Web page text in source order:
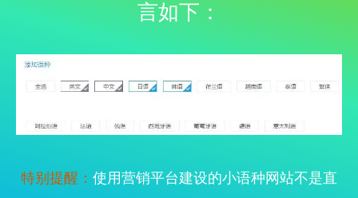
言如下：
特别提醒： 使用营销平台建设的小语种网站不是直